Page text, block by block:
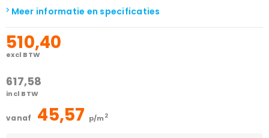
Meer informatie en specificaties
510,40
excl BTW
617,58
incl BTW
vanaf 45,57 p/m 2